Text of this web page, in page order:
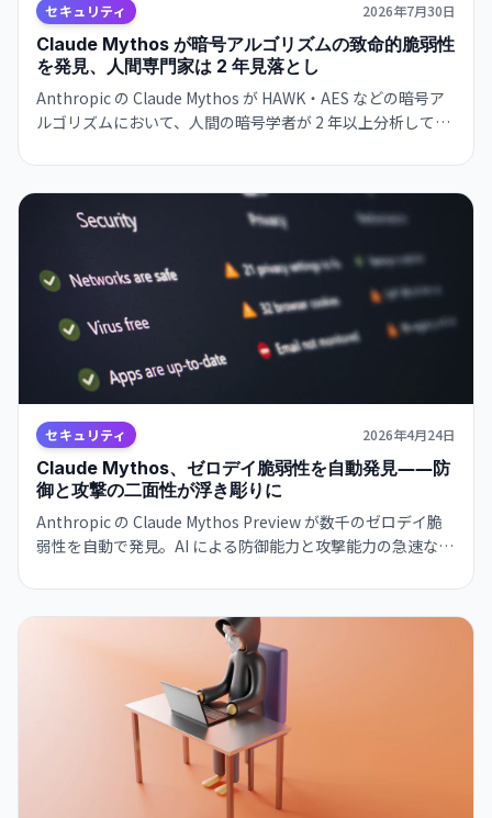
セキュリティ 2026年7月30日
Claude Mythos が暗号アルゴリズムの致命的脆弱性
を発見、人間専門家は 2 年見落とし
Anthropic の Claude Mythos が HAWK・AES などの暗号ア
ルゴリズムにおいて、人間の暗号学者が 2 年以上分析しても
速度を 200～800 倍に改善。ポスト量子暗号実装前の最終検
査にアサイン。
セキュリティ 2026年4月24日
Claude Mythos、ゼロデイ脆弱性を自動発見――防
御と攻撃の二面性が浮き彫りに
Anthropic の Claude Mythos Preview が数千のゼロデイ脆
弱性を自動で発見。AI による防御能力と攻撃能力の急速な進
る。